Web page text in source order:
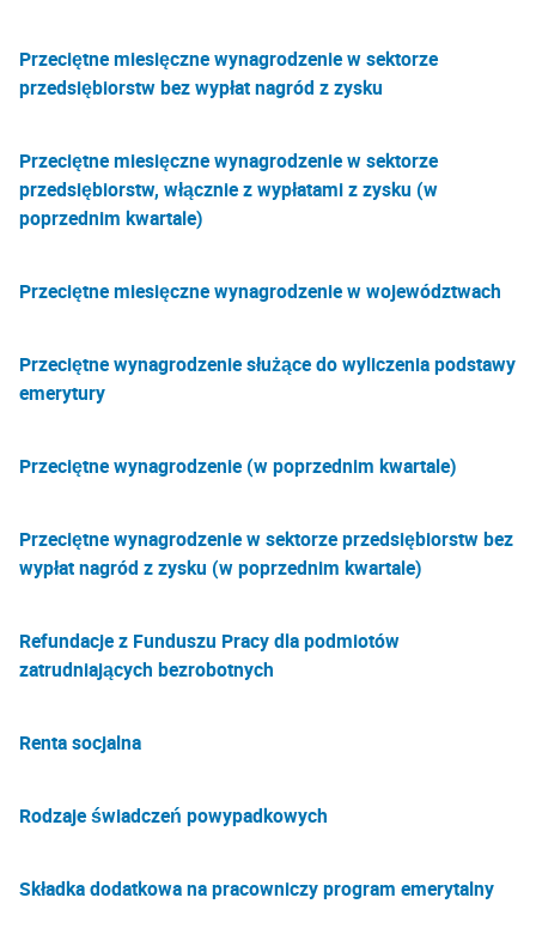
Przeciętne miesięczne wynagrodzenie w sektorze
przedsiębiorstw bez wypłat nagród z zysku
Przeciętne miesięczne wynagrodzenie w sektorze
przedsiębiorstw, włącznie z wypłatami z zysku (w
poprzednim kwartale)
Przeciętne miesięczne wynagrodzenie w województwach
Przeciętne wynagrodzenie służące do wyliczenia podstawy
emerytury
Przeciętne wynagrodzenie (w poprzednim kwartale)
Przeciętne wynagrodzenie w sektorze przedsiębiorstw bez
wypłat nagród z zysku (w poprzednim kwartale)
Refundacje z Funduszu Pracy dla podmiotów
zatrudniających bezrobotnych
Renta socjalna
Rodzaje świadczeń powypadkowych
Składka dodatkowa na pracowniczy program emerytalny